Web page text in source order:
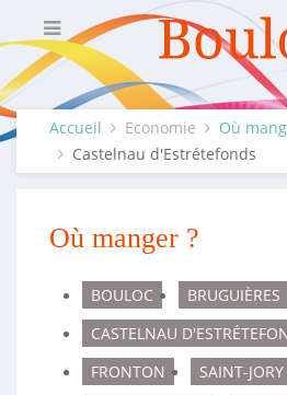
Accueil Economie
Où
Castelnau d'Estrétefonds
Où manger ?
BOULOC
BRUGUIÈRES
CASTELNAU
FRONTON
SAINT-JORY